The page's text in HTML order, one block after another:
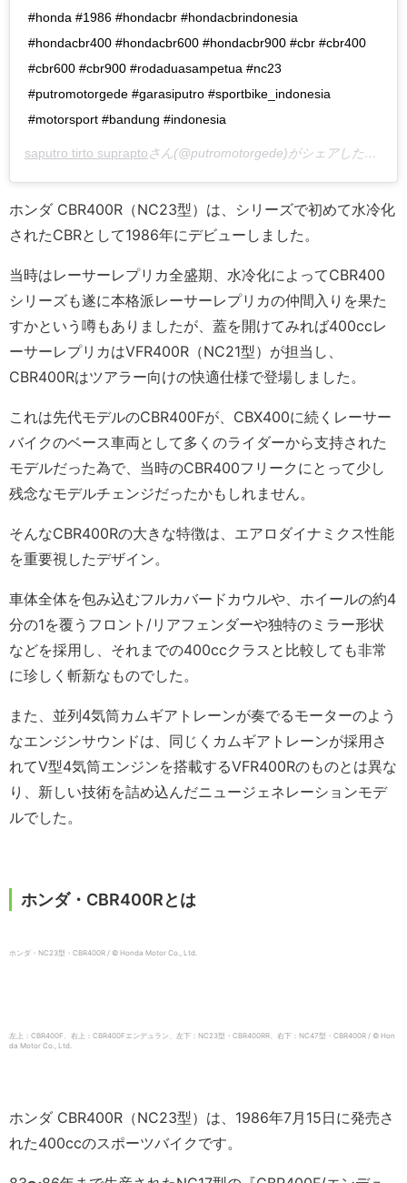
#honda #1986 #hondacbr #hondacbrindonesia
#hondacbr400 #hondacbr600 #hondacbr900 #cbr #cbr400
#cbr600 #cbr900 #rodaduasampetua #nc23
#putromotorgede #garasiputro #sportbike_indonesia
#motorsport #bandung #indonesia
saputro tirto supraptoさん(@putromotorgede)がシェアした投稿 –
ホンダ CBR400R（NC23型）は、シリーズで初めて水冷化
されたCBRとして1986年にデビューしました。
当時はレーサーレプリカ全盛期、水冷化によってCBR400
シリーズも遂に本格派レーサーレプリカの仲間入りを果た
すかという噂もありましたが、蓋を開けてみれば400ccレ
ーサーレプリカはVFR400R（NC21型）が担当し、
CBR400Rはツアラー向けの快適仕様で登場しました。
これは先代モデルのCBR400Fが、CBX400に続くレーサー
バイクのベース車両として多くのライダーから支持された
モデルだった為で、当時のCBR400フリークにとって少し
残念なモデルチェンジだったかもしれません。
そんなCBR400Rの大きな特徴は、エアロダイナミクス性能
を重要視したデザイン。
車体全体を包み込むフルカバードカウルや、ホイールの約4
分の1を覆うフロント/リアフェンダーや独特のミラー形状
などを採用し、それまでの400ccクラスと比較しても非常
に珍しく斬新なものでした。
また、並列4気筒カムギアトレーンが奏でるモーターのよう
なエンジンサウンドは、同じくカムギアトレーンが採用さ
れてV型4気筒エンジンを搭載するVFR400Rのものとは異な
り、新しい技術を詰め込んだニュージェネレーションモデ
ルでした。
ホンダ・CBR400Rとは
ホンダ・NC23型・CBR400R / © Honda Motor Co., Ltd.
左上：CBR400F、右上：CBR400Fエンデュラン、左下：NC23型・CBR400RR、右下：NC47型・CBR400R / © Hon
da Motor Co., Ltd.
ホンダ CBR400R（NC23型）は、1986年7月15日に発売さ
れた400ccのスポーツバイクです。